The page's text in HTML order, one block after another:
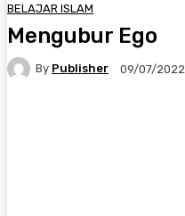
BELAJAR ISLAM
Mengubur Ego
By Publisher 09/07/2022